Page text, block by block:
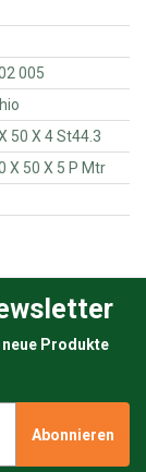
6 002 005
Buis 50 X 50 X 4 St44.3
Wgw 50 X 50 X 5 P Mtr
Produkte